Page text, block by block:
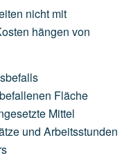
nicht mit
hängen von
befallenen Fläche
Mittel
und Arbeitsstunden